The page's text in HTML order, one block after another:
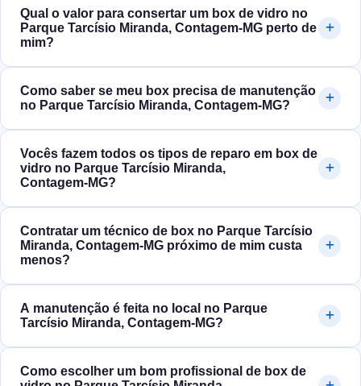
Qual o valor para consertar um box de vidro no
Parque Tarcísio Miranda, Contagem‑MG perto de
mim?
Como saber se meu box precisa de manutenção
no Parque Tarcísio Miranda, Contagem‑MG?
Vocês fazem todos os tipos de reparo em box de
vidro no Parque Tarcísio Miranda,
Contagem‑MG?
Contratar um técnico de box no Parque Tarcísio
Miranda, Contagem‑MG próximo de mim custa
menos?
A manutenção é feita no local no Parque
Tarcísio Miranda, Contagem‑MG?
Como escolher um bom profissional de box de